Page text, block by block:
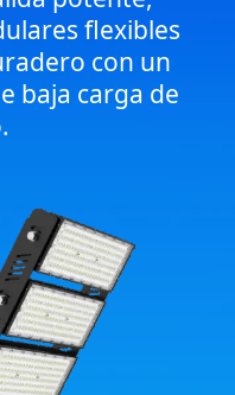
flexibles
con un
baja carga de